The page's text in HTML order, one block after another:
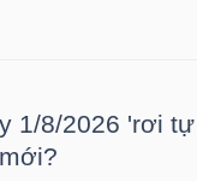
1/8/2026 'rơi